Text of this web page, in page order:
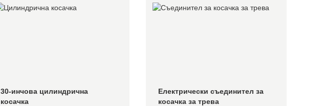
30-инчова цилиндрична
косачка
Електрически съединител за
косачка за трева